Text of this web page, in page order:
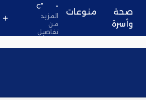
صحة
وأسرة
منوعات
-
°C
المزيد
من
تفاصيل